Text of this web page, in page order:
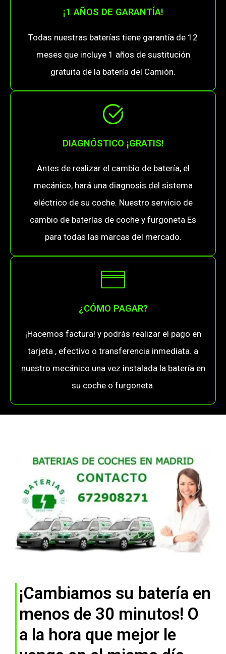
¡1 AÑOS DE GARANTÍA!
Todas nuestras baterías tiene garantía de 12
meses que incluye 1 años de sustitución
gratuita de la batería del Camión.
DIAGNÓSTICO ¡GRATIS!
Antes de realizar el cambio de batería, el
mecánico, hará una diagnosis del sistema
eléctrico de su coche. Nuestro servicio de
cambio de baterías de coche y furgoneta Es
para todas las marcas del mercado.
¿CÓMO PAGAR?
¡Hacemos factura! y podrás realizar el pago en
tarjeta , efectivo o transferencia inmediata. a
nuestro mecánico una vez instalada la batería en
su coche o furgoneta.
¡Cambiamos su batería en
menos de 30 minutos! O
a la hora que mejor le